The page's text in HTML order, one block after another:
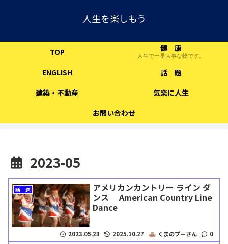
人生を楽しもう
TOP 健 康
人生で一番大事な物です。
ENGLISH
話 題
建築・不動産
気楽に人生
お問い合わせ
2023-05
話 題
アメリカンカントリー ライン ダ
ンス American Country Line
Dance
2023.05.23 2025.10.27 くまのプーさん 0